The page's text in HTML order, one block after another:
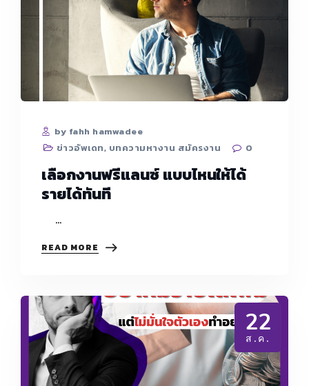
by fahh hamwadee
ข่าวอัพเดท, บทความหางาน สมัครงาน 0
เลือกงานฟรีแลนซ์ แบบไหนให้ได้
รายได้ทันที
…
READ MORE เลือก
ซ์
แบบ
ไหน
ให้
ราย
ได้
22
ส.ค.